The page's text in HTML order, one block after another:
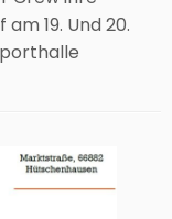
19. Und 20.